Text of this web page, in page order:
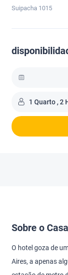
Suipacha 1015
1 Quarto , 2
Sobre o
O hotel goza de
Aires, a apenas